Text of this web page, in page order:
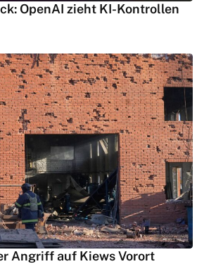
OpenAI zieht KI-Kontrollen
Angriff auf Kiews Vorort